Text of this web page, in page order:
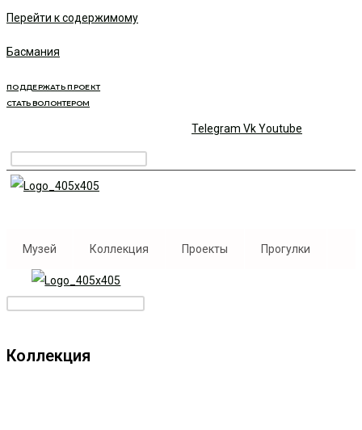
Перейти к содержимому
Басмания
ПОДДЕРЖАТЬ ПРОЕКТ
СТАТЬ ВОЛОНТЕРОМ
Telegram VkYoutube
Музей Коллекция Проекты Прогулки
Коллекция